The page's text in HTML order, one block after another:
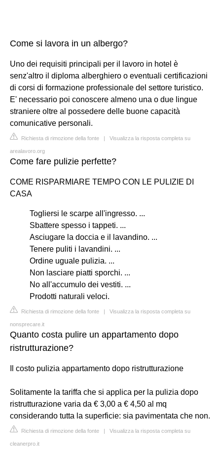
Come si lavora in un albergo?
Uno dei requisiti principali per il lavoro in hotel è
senz'altro il diploma alberghiero o eventuali certificazioni
di corsi di formazione professionale del settore turistico.
E' necessario poi conoscere almeno una o due lingue
straniere oltre al possedere delle buone capacità
comunicative personali.
Richiesta di rimozione della fonte | Visualizza la risposta completa su
arealavoro.org
Come fare pulizie perfette?
COME RISPARMIARE TEMPO CON LE PULIZIE DI
CASA
Togliersi le scarpe all'ingresso. ...
Sbattere spesso i tappeti. ...
Asciugare la doccia e il lavandino. ...
Tenere puliti i lavandini. ...
Ordine uguale pulizia. ...
Non lasciare piatti sporchi. ...
No all'accumulo dei vestiti. ...
Prodotti naturali veloci.
Richiesta di rimozione della fonte | Visualizza la risposta completa su
nonsprecare.it
Quanto costa pulire un appartamento dopo
ristrutturazione?
Il costo pulizia appartamento dopo ristrutturazione
Solitamente la tariffa che si applica per la pulizia dopo
ristrutturazione varia da € 3,00 a € 4,50 al mq
considerando tutta la superficie: sia pavimentata che non.
Richiesta di rimozione della fonte | Visualizza la risposta completa su
cleanerpro.it